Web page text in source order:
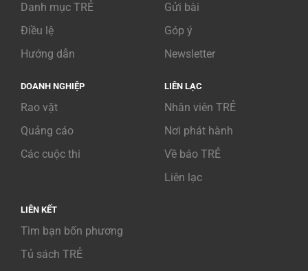
Danh mục TRẺ
Điều lệ
Hướng dẫn
Gửi bài
Góp ý
Newsletter
DOANH NGHIỆP
Rao vặt
Quảng cáo
Các cuộc thi
LIÊN LẠC
Nhân viên TRẺ
Nơi phát hành
Về báo TRẺ
Liên lạc
LIÊN KẾT
Tìm bạn bốn phương
Tủ sách TRẺ